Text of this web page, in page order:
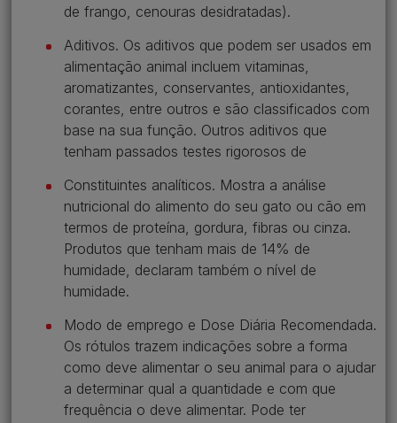
de frango, cenouras desidratadas).
Aditivos. Os aditivos que podem ser usados em
alimentação animal incluem vitaminas,
aromatizantes, conservantes, antioxidantes,
corantes, entre outros e são classificados com
base na sua função. Outros aditivos que
tenham passados testes rigorosos de
Constituintes analíticos. Mostra a análise
nutricional do alimento do seu gato ou cão em
termos de proteína, gordura, fibras ou cinza.
Produtos que tenham mais de 14% de
humidade, declaram também o nível de
humidade.
Modo de emprego e Dose Diária Recomendada.
Os rótulos trazem indicações sobre a forma
como deve alimentar o seu animal para o ajudar
a determinar qual a quantidade e com que
frequência o deve alimentar. Pode ter